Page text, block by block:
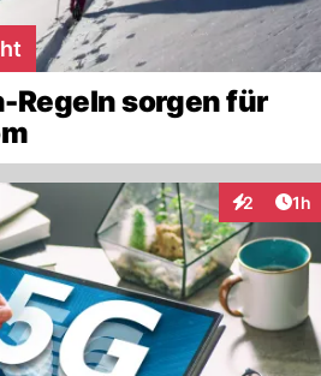
Regeln sorgen für
2 1h